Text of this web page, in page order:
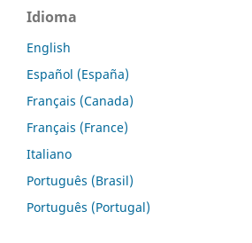
Idioma
English
Español (España)
Français (Canada)
Français (France)
Italiano
Português (Brasil)
Português (Portugal)